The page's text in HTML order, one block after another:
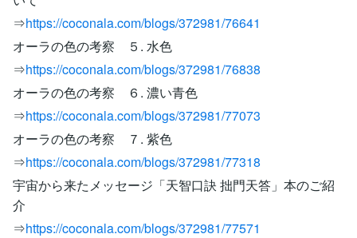
⇒https://coconala.com/blogs/372981/76641
オーラの色の考察 ５. 水色
⇒https://coconala.com/blogs/372981/76838
オーラの色の考察 ６. 濃い青色
⇒https://coconala.com/blogs/372981/77073
オーラの色の考察 ７. 紫色
⇒https://coconala.com/blogs/372981/77318
宇宙から来たメッセージ「天智口訣 拙門天答」本のご紹
介
⇒https://coconala.com/blogs/372981/77571